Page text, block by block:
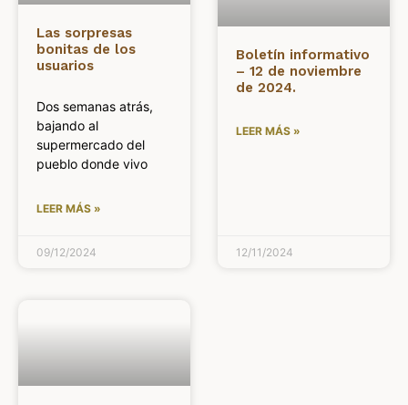
Las sorpresas
bonitas de los
usuarios
Dos semanas atrás,
bajando al
supermercado del
pueblo donde vivo
LEER MÁS »
09/12/2024
Boletín informativo
– 12 de noviembre
de 2024.
LEER MÁS »
12/11/2024